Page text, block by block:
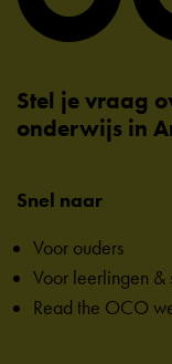
Stel je vraag
onderwijs in
Snel naar
Voor ouders
Voor leerlingen &
Read the OCO